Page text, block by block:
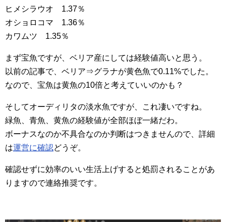
ヒメシラウオ 1.37％
オショロコマ 1.36％
カワムツ 1.35％
まず宝魚ですが、ベリア産にしては経験値高いと思う。
以前の記事で、ベリア⇒グラナが黄色魚で0.11%でした。
なので、宝魚は黄魚の10倍と考えていいのかも？
そしてオーディリタの淡水魚ですが、これ凄いですね。
緑魚、青魚、黄魚の経験値が全部ほぼ一緒だわ。
ボーナスなのか不具合なのか判断はつきませんので、詳細
は運営に確認どうぞ。
確認せずに効率のいい生活上げすると処罰されることがあ
りますので連絡推奨です。